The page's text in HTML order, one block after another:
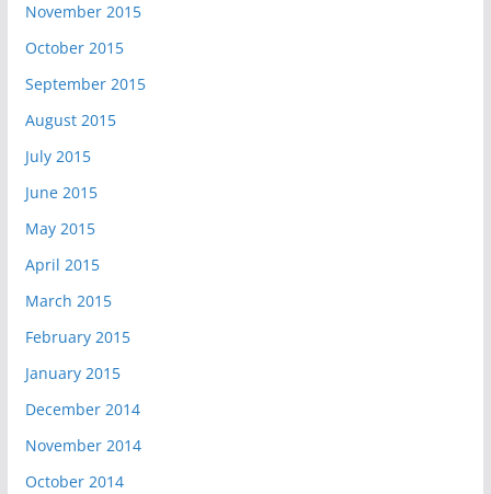
November 2015
October 2015
September 2015
August 2015
July 2015
June 2015
May 2015
April 2015
March 2015
February 2015
January 2015
December 2014
November 2014
October 2014